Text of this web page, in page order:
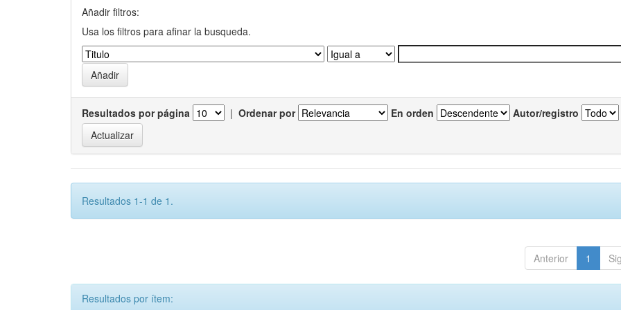
Añadir filtros:
Usa los filtros para afinar la busqueda.
Resultados por página | Ordenar por En orden Autor/registro
Resultados 1-1 de 1.
Anterior 1
Resultados por ítem: